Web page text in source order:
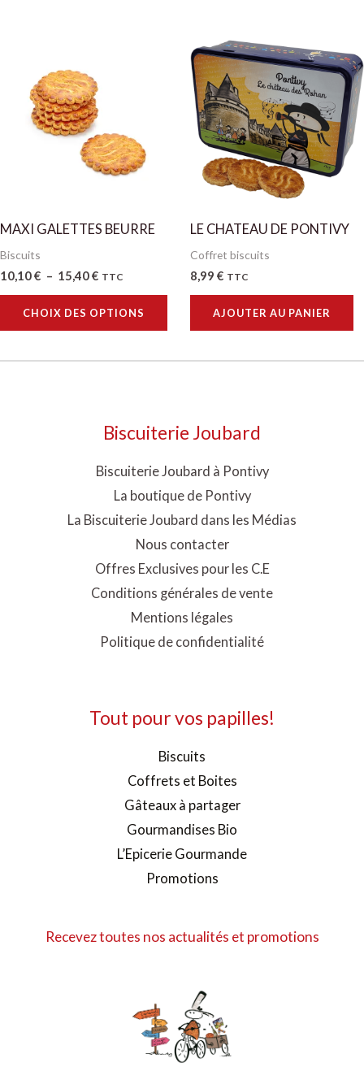
MAXI GALETTES BEURRE
Biscuits
10,10€ – 15,40€
15,40 €
TTC
CHOIX DES OPTIONS
plusieurs
variations.
être
choisies
sur
page
du
LE CHATEAU DE PONTIVY
Coffret biscuits
8,99 € TTC
AJOUTER AU PANIER
Biscuiterie Joubard
Biscuiterie Joubard à Pontivy
La boutique de Pontivy
La Biscuiterie Joubard dans les Médias
Nous contacter
Offres Exclusives pour les C.E
Conditions générales de vente
Mentions légales
Politique de confidentialité
Tout pour vos papilles!
Biscuits
Coffrets et Boites
Gâteaux à partager
Gourmandises Bio
L’Epicerie Gourmande
Promotions
Recevez toutes nos actualités et promotions